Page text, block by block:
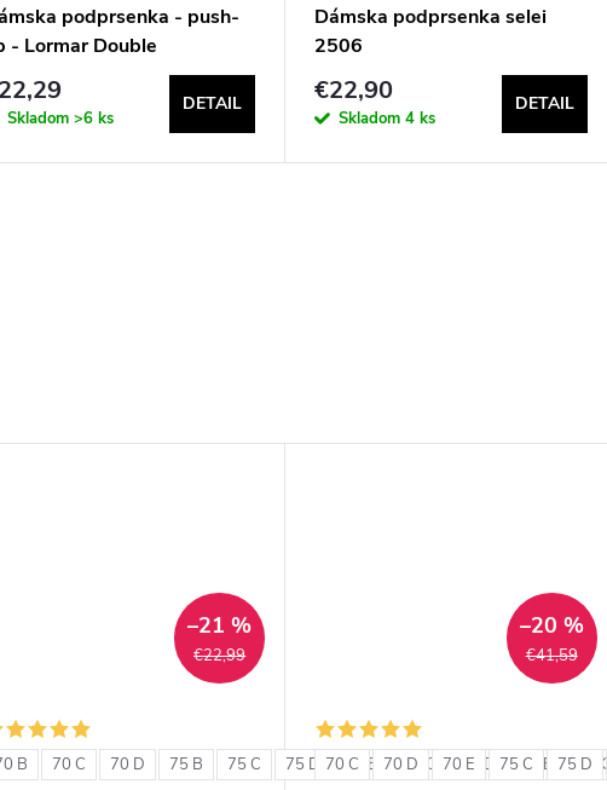
podprsenka - push-
- Lormar Double
Skladom >6 ks
DETAIL
Dámska podprsenka selei
2506
€22,90
Skladom4 ks
DETAIL
€22,99
–21 %
B 70 C 70 D 75 B 75 C 75 D 80 B 80 C 80 D 85 B 85 C
€41,59
–20 %
70 C 70 D 70 E 75 C 75 D